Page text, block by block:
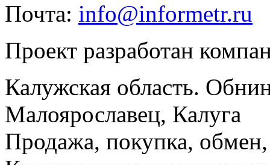
Почта: info@informetr.ru
Проект разработан
Калужская область.
Малоярославец, Калуга
Продажа, покупка, обмен,